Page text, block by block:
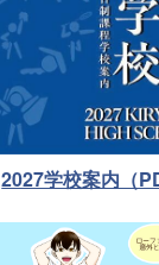
2027学校案内（